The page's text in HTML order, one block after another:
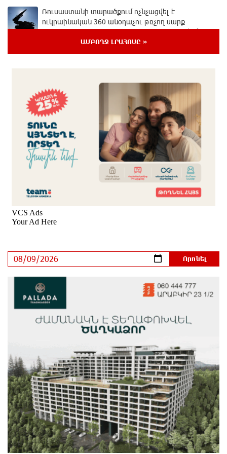
Ռուսաստանի տարածքում ոչնչացվել է
ուկրաինական 360 անօդաչու թռչող սարք
10 ժամ առաջ
11 ժամ առաջ
Ողբերգական դեպք՝ Երևանում․ Կիևյան կամրջի
տակ հայտնաբերվել է տղամարդու մարմին
11 ժամ առաջ
Ադրբեջանի Սարով գյուղում տանը 18-ամյա աղջկա
11 ժամ առաջ
Հայհիդրոմետի տնօրենը գրել է
Արտակարգ դեպք՝ Երևանում․ կոտրել են «Հույս
բոլոր մարդկանց» հիմնադրամի շենքի
պատուհաններն ու դռները
Ալիևն ու Թրամփը հեռախոսազրույց են ունեցել
«Ինտեր»-ը հաղթեց «Յուվենտուս»-ին
13 ժամ առաջ
Քրեական վարույթի շրջանակում անձի անձնական
և ընտանեկան կյանքին առնչվող տվյալների
ԱՄԲՈՂՋ ԼՐԱՀՈՍԸ »